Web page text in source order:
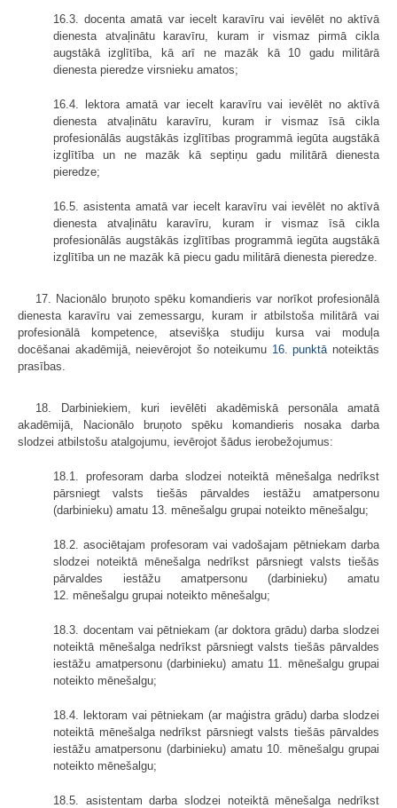
16.3. docenta amatā var iecelt karavīru vai ievēlēt no aktīvā
dienesta atvaļinātu karavīru, kuram ir vismaz pirmā cikla
augstākā izglītība, kā arī ne mazāk kā 10 gadu militārā
dienesta pieredze virsnieku amatos;
16.4. lektora amatā var iecelt karavīru vai ievēlēt no aktīvā
dienesta atvaļinātu karavīru, kuram ir vismaz īsā cikla
profesionālās augstākās izglītības programmā iegūta augstākā
izglītība un ne mazāk kā septiņu gadu militārā dienesta
pieredze;
16.5. asistenta amatā var iecelt karavīru vai ievēlēt no aktīvā
dienesta atvaļinātu karavīru, kuram ir vismaz īsā cikla
profesionālās augstākās izglītības programmā iegūta augstākā
izglītība un ne mazāk kā piecu gadu militārā dienesta pieredze.
17. Nacionālo bruņoto spēku komandieris var norīkot profesionālā
dienesta karavīru vai zemessargu, kuram ir atbilstoša militārā vai
profesionālā kompetence, atsevišķa studiju kursa vai moduļa
docēšanai akadēmijā, neievērojot šo noteikumu 16. punktā noteiktās
prasības.
18. Darbiniekiem, kuri ievēlēti akadēmiskā personāla amatā
akadēmijā, Nacionālo bruņoto spēku komandieris nosaka darba
slodzei atbilstošu atalgojumu, ievērojot šādus ierobežojumus:
18.1. profesoram darba slodzei noteiktā mēnešalga nedrīkst
pārsniegt valsts tiešās pārvaldes iestāžu amatpersonu
(darbinieku) amatu 13. mēnešalgu grupai noteikto mēnešalgu;
18.2. asociētajam profesoram vai vadošajam pētniekam darba
slodzei noteiktā mēnešalga nedrīkst pārsniegt valsts tiešās
pārvaldes iestāžu amatpersonu (darbinieku) amatu
12. mēnešalgu grupai noteikto mēnešalgu;
18.3. docentam vai pētniekam (ar doktora grādu) darba slodzei
noteiktā mēnešalga nedrīkst pārsniegt valsts tiešās pārvaldes
iestāžu amatpersonu (darbinieku) amatu 11. mēnešalgu grupai
noteikto mēnešalgu;
18.4. lektoram vai pētniekam (ar maģistra grādu) darba slodzei
noteiktā mēnešalga nedrīkst pārsniegt valsts tiešās pārvaldes
iestāžu amatpersonu (darbinieku) amatu 10. mēnešalgu grupai
noteikto mēnešalgu;
18.5. asistentam darba slodzei noteiktā mēnešalga nedrīkst